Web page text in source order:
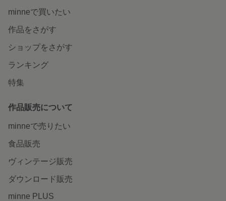
minneで買いたい
作品をさがす
ショップをさがす
ランキング
特集
作品販売について
minneで売りたい
食品販売
ヴィンテージ販売
ダウンロード販売
minne PLUS